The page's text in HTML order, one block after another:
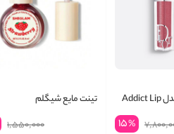
لیپ گلاس دیور مدل Addict Lip
15%
تینت مایع شیگلم
1,550,000